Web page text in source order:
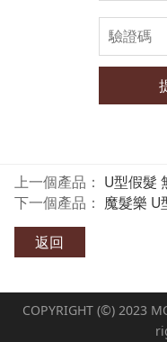
上一個產品： U型假髮 無
下一個產品： 魔髮樂 U
返回
COPYRIGHT (©) 2023